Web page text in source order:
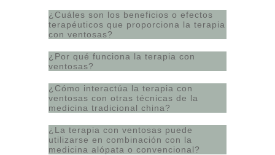
¿Cuáles son los beneficios o efectos
terapéuticos que proporciona la terapia
con ventosas?
¿Por qué funciona la terapia con
ventosas?
¿Cómo interactúa la terapia con
ventosas con otras técnicas de la
medicina tradicional china?
¿La terapia con ventosas puede
utilizarse en combinación con la
medicina alópata o convencional?